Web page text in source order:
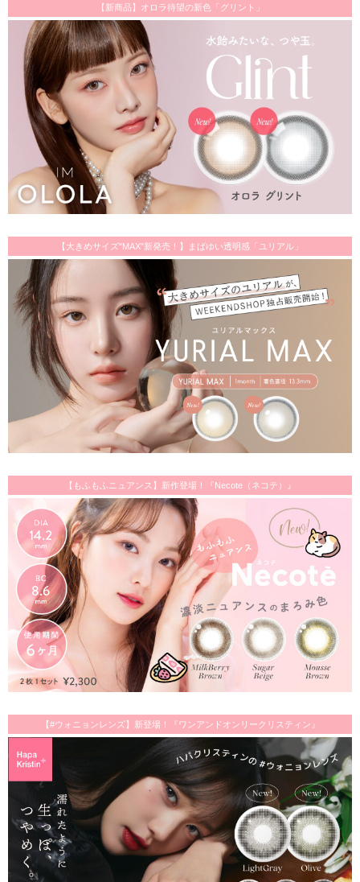
【新商品】オロラ待望の新色「グリント」
【大きめサイズ"MAX"新発売！】まばゆい透明感「ユリアル」
【もふもふニュアンス】新作登場！『Necote（ネコテ）』
【#ウォニョンレンズ】新登場！『ワンアンドオンリークリスティン』